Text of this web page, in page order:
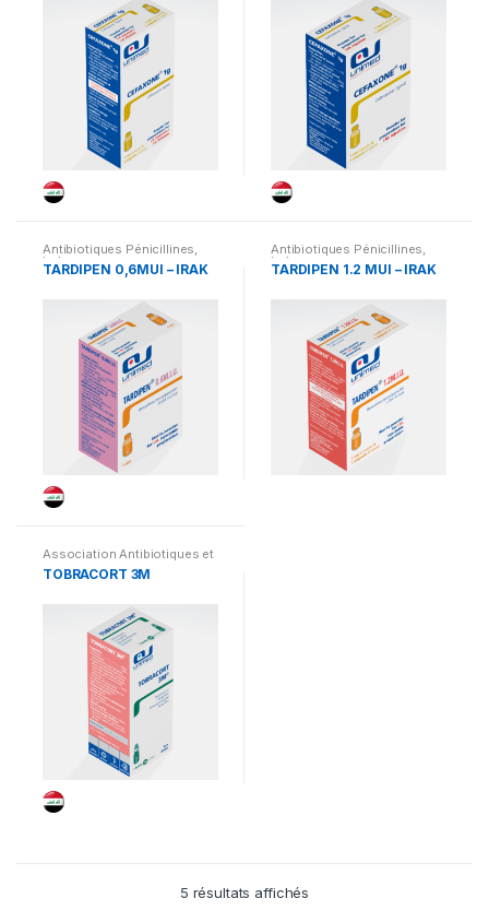
Antibiotiques Pénicillines,
Irak
TARDIPEN 0,6MUI – IRAK
Antibiotiques Pénicillines,
Irak
TARDIPEN 1.2 MUI – IRAK
Association Antibiotiques et
Corticoïdes,Irak
TOBRACORT 3M
5 résultats affichés